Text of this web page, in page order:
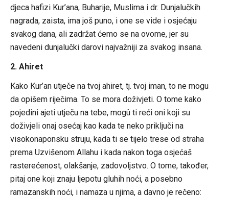
djeca hafizi Kur’ana, Buharije, Muslima i dr. Dunjalučkih
nagrada, zaista, ima još puno, i one se vide i osjećaju
svakog dana, ali zadržat ćemo se na ovome, jer su
navedeni dunjalučki darovi najvažniji za svakog insana.
2. Ahiret
Kako Kur’an utječe na tvoj ahiret, tj. tvoj iman, to ne mogu
da opišem riječima. To se mora doživjeti. O tome kako
pojedini ajeti utječu na tebe, mogû ti reći oni koji su
doživjeli onaj osećaj kao kada te neko priključi na
visokonaponsku struju, kada ti se tijelo trese od straha
prema Uzvišenom Allahu i kada nakon toga osjećaš
rasterećenost, olakšanje, zadovoljstvo. O tome, također,
pitaj one koji znaju ljepotu gluhih noći, a posebno
ramazanskih noći, i namaza u njima, a davno je rečeno: